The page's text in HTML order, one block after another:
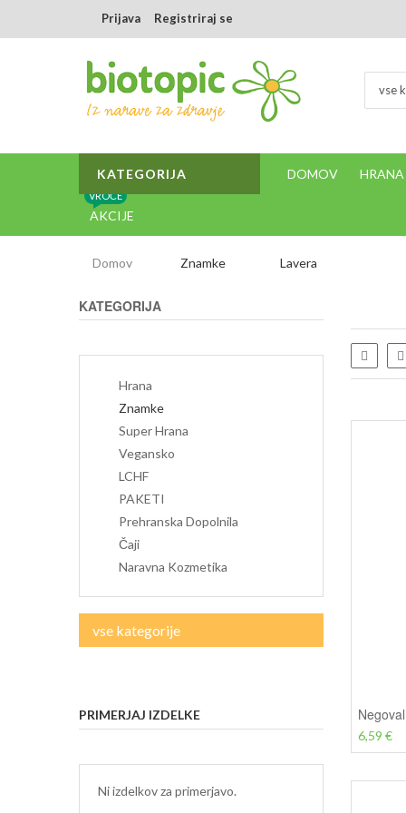
Prijava Registriraj se
vse
KATEGORIJA DOMOV HRANA
AKCIJE
VROČE
Domov Znamke Lavera
Seznam
6,59 €
KATEGORIJA
Hrana
Znamke
Super Hrana
Vegansko
LCHF
PAKETI
Prehranska Dopolnila
Čaji
Naravna Kozmetika
vse kategorije
PRIMERJAJ IZDELKE
Ni izdelkov za primerjavo.